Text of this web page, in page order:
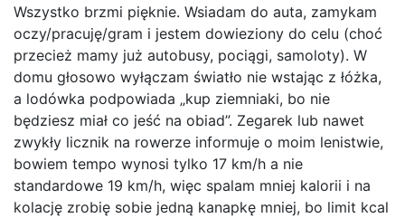
Wszystko brzmi pięknie. Wsiadam do auta, zamykam
oczy/pracuję/gram i jestem dowieziony do celu (choć
przecież mamy już autobusy, pociągi, samoloty). W
domu głosowo wyłączam światło nie wstając z łóżka,
a lodówka podpowiada „kup ziemniaki, bo nie
będziesz miał co jeść na obiad”. Zegarek lub nawet
zwykły licznik na rowerze informuje o moim lenistwie,
bowiem tempo wynosi tylko 17 km/h a nie
standardowe 19 km/h, więc spalam mniej kalorii i na
kolację zrobię sobie jedną kanapkę mniej, bo limit kcal